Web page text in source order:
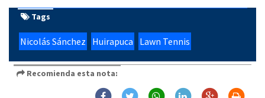
Tags
Nicolás Sánchez Huirapuca Lawn Tennis
Recomienda esta nota: